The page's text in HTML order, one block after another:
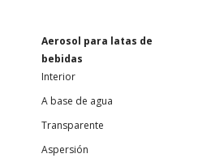
Aerosol para latas de
bebidas
Interior
A base de agua
Transparente
Aspersión